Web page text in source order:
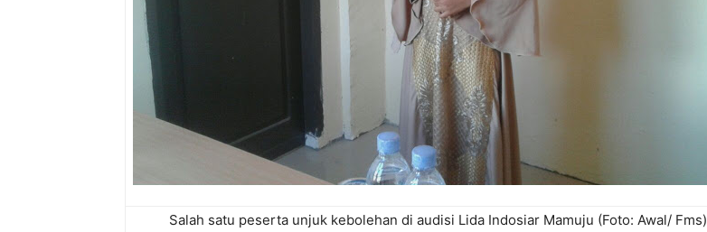
Salah satu peserta unjuk kebolehan di audisi Lida Indosiar Mamuju (Foto: Awal/ Fms)